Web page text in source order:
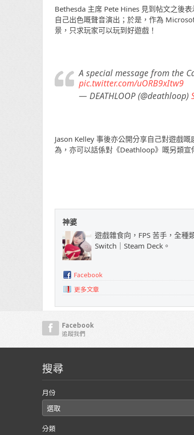
Bethesda 主席 Pete Hines 見到帖文之後
自己出色嘅聲音演出；於是，作為
景，只求玩家可以玩到好遊戲！
A special message from the
pic.twitter.com/uORB9xItw9
— DEATHLOOP (@deathloop)
Jason Kelley 事後亦公開分享自己對遊戲
為，亦可以話係對《Deathloop》嘅另類
神婆
遊戲雜食向，FPS 苦手，全種
Switch｜Steam Deck。
Facebook
更多文章
Facebook
追蹤我們
搜尋
月份
分類